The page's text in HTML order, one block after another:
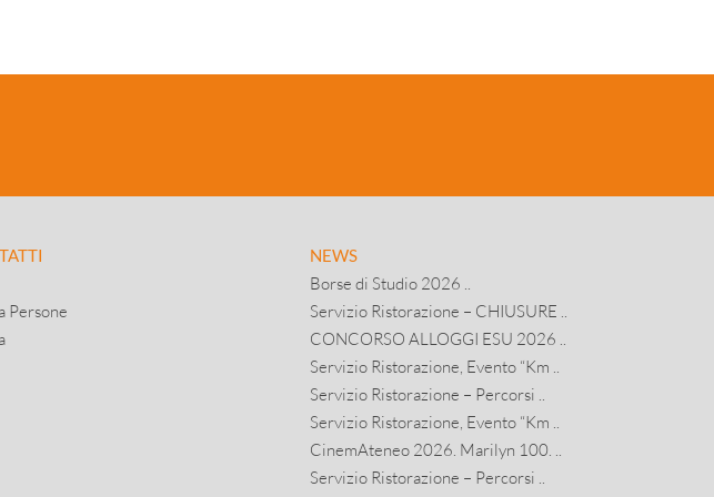
Persone
NEWS
Borse di Studio 2026 ..
Servizio Ristorazione – CHIUSURE ..
CONCORSO ALLOGGI ESU 2026 ..
Servizio Ristorazione, Evento “Km ..
Servizio Ristorazione – Percorsi ..
Servizio Ristorazione, Evento “Km ..
CinemAteneo 2026. Marilyn 100. ..
Servizio Ristorazione – Percorsi ..